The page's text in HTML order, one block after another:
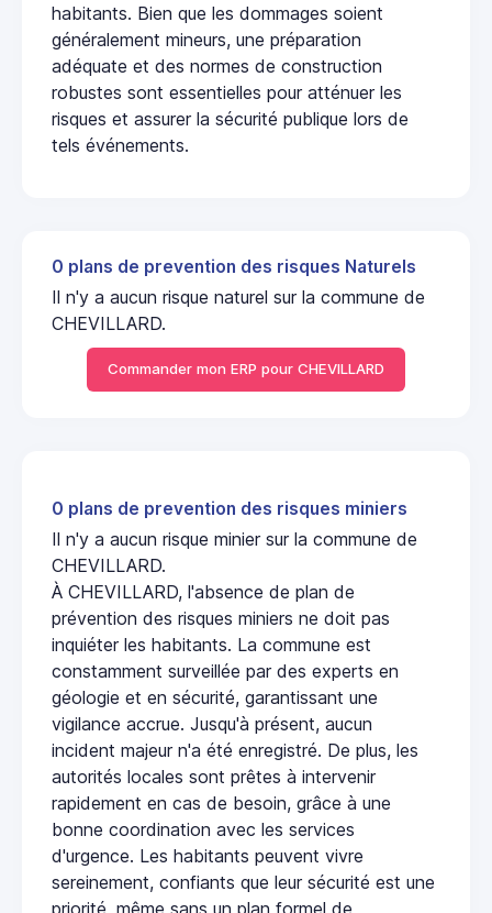
habitants. Bien que les dommages soient
généralement mineurs, une préparation
adéquate et des normes de construction
robustes sont essentielles pour atténuer les
risques et assurer la sécurité publique lors de
tels événements.
0 plans de prevention des risques Naturels
Il n'y a aucun risque naturel sur la commune de
CHEVILLARD.
Commander mon ERP pour CHEVILLARD
0 plans de prevention des risques miniers
Il n'y a aucun risque minier sur la commune de
CHEVILLARD.
À CHEVILLARD, l'absence de plan de
prévention des risques miniers ne doit pas
inquiéter les habitants. La commune est
constamment surveillée par des experts en
géologie et en sécurité, garantissant une
vigilance accrue. Jusqu'à présent, aucun
incident majeur n'a été enregistré. De plus, les
autorités locales sont prêtes à intervenir
rapidement en cas de besoin, grâce à une
bonne coordination avec les services
d'urgence. Les habitants peuvent vivre
sereinement, confiants que leur sécurité est une
priorité, même sans un plan formel de